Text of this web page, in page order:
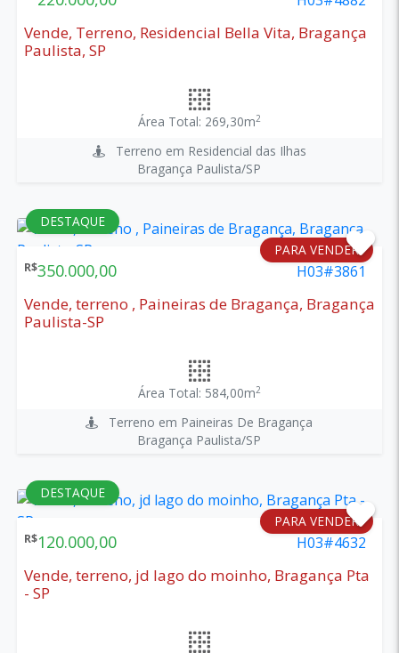
Vende, Terreno, Residencial Bella Vita, Bragança
Paulista, SP
Área Total: 269,30m2
Terreno em Residencial das Ilhas
Bragança Paulista/SP
DESTAQUE
PARA VENDER
R$350.000,00 H03#3861
Vende, terreno , Paineiras de Bragança, Bragança
Paulista-SP
Área Total: 584,00m2
Terreno em Paineiras De Bragança
Bragança Paulista/SP
DESTAQUE
PARA VENDER
R$120.000,00 H03#4632
Vende, terreno, jd lago do moinho, Bragança Pta
- SP